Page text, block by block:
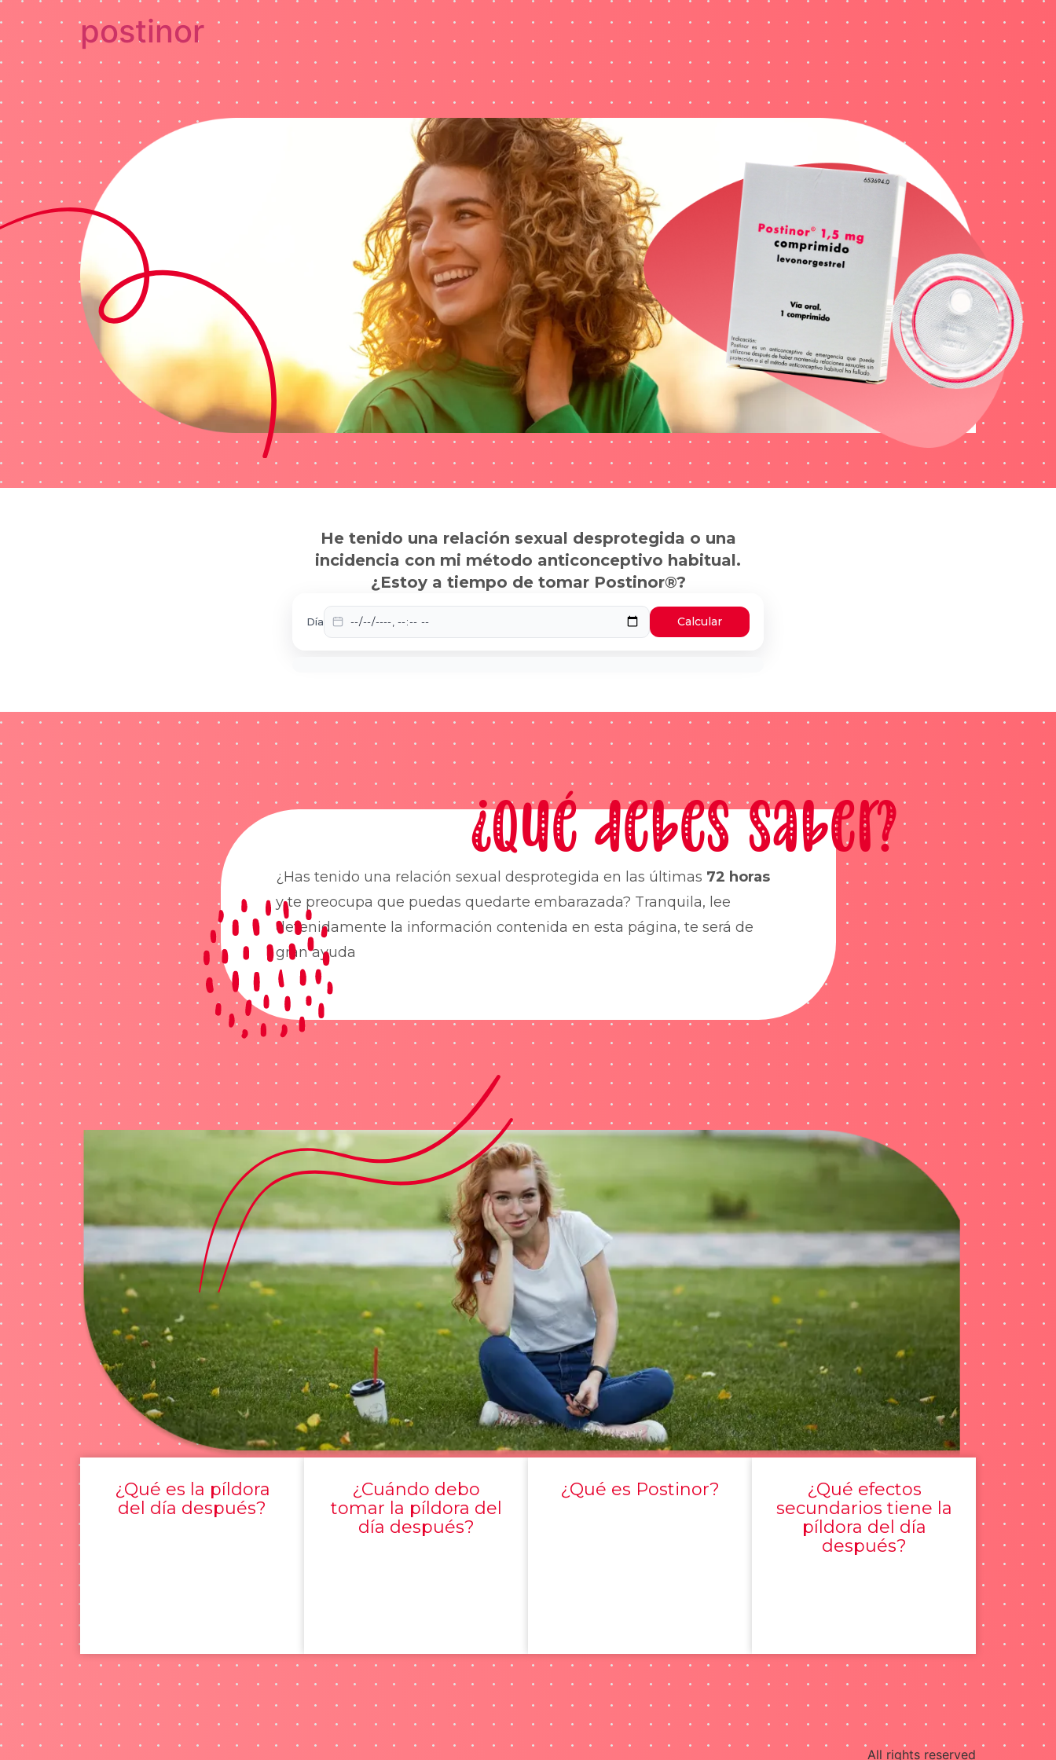
postinor
He tenido una relación sexual desprotegida o una
incidencia con mi método anticonceptivo habitual.
¿Estoy a tiempo de tomar Postinor®?
Día Calcular
¿Qué debes saber?
¿Has tenido una relación sexual desprotegida en las últimas 72 horas
y te preocupa que puedas quedarte embarazada? Tranquila, lee
detenidamente la información contenida en esta página, te será de
gran ayuda
¿Qué es la píldora
del día después?
¿Cuándo debo
tomar la píldora del
día después?
¿Qué es Postinor?
¿Qué efectos
secundarios tiene la
píldora del día
después?
All rights reserved